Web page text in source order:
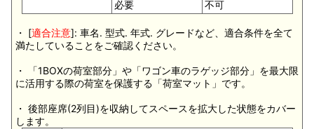
必要
不可
・ [適合注意]: 車名. 型式. 年式. グレードなど、適合条件を全て
満たしていることをご確認ください。
・ 「1BOXの荷室部分」や「ワゴン車のラゲッジ部分」を最大限
に活用する際の荷室を保護する「荷室マット」です。
・ 後部座席(2列目)を収納してスペースを拡大した状態をカバー
します。